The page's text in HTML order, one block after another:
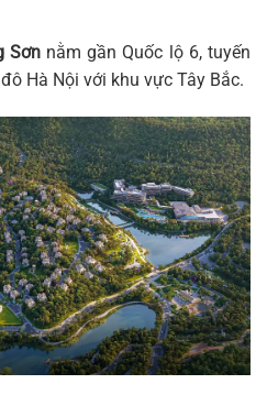
Sơnnằm gần Quốc lộ 6, tuyến
Hà Nội với khu vực Tây Bắc.